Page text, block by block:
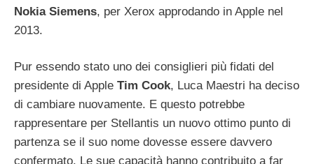
Nokia Siemens, per Xerox approdando in Apple nel
2013.
Pur essendo stato uno dei consiglieri più fidati del
presidente di Apple Tim Cook, Luca Maestri ha deciso
di cambiare nuovamente. E questo potrebbe
rappresentare per Stellantis un nuovo ottimo punto di
partenza se il suo nome dovesse essere davvero
confermato. Le sue capacità hanno contribuito a far